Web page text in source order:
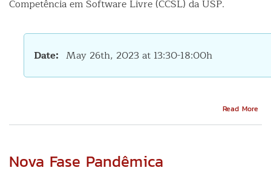
Competência em Software Livre (CCSL) da USP.
Date May 26th, 2023 at 13:30-18:00h
Read More
Nova Fase Pandêmica